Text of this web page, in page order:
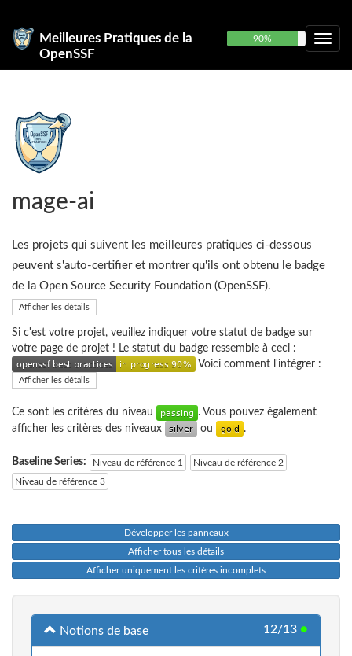
Meilleures Pratiques de la
OpenSSF
90%
mage-ai
Les projets qui suivent les meilleures pratiques ci-dessous
peuvent s'auto-certifier et montrer qu'ils ont obtenu le badge
de la Open Source Security Foundation (OpenSSF).
Afficher les détails
Si c'est votre projet, veuillez indiquer votre statut de badge sur
votre page de projet ! Le statut du badge ressemble à ceci :
Voici comment l'intégrer :
Afficher les détails
Ce sont les critères du niveau
. Vous pouvez également
afficher les critères des niveaux
ou .
Baseline Series: Niveau de référence 1
Niveau de référence 2
Niveau de référence 3
Développer les panneaux
Afficher tous les détails
Afficher uniquement les critères incomplets
Notions de base 12/13 ●